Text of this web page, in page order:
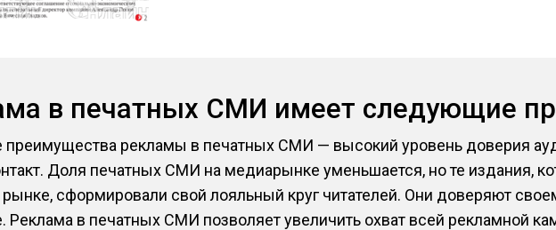
в печатных СМИ имеет следующие
рекламы в печатных СМИ — высокий уровень доверия
Доля печатных СМИ на медиарынке уменьшается, но те издания,
рынке, сформировали свой лояльный круг читателей. Они доверяют
Реклама в печатных СМИ позволяет увеличить охват всей рекламной